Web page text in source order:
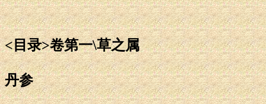
<目录>卷第一\草之属
丹参